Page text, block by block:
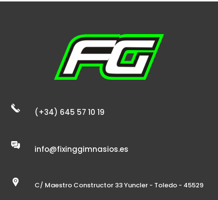
(+34) 645 57 10 19
info@fixinggimnasios.es
C/ Maestro Constructor 33 Yuncler - Toledo - 45529